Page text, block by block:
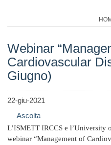
Webinar
Cardiovascular
Giugno)
22-giu-2021
Ascolta
L’ISMETT IRCCS e l’University
webinar “Management of